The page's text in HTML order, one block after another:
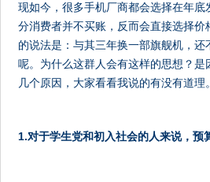
现如今，很多手机厂商都会选择在年
分消费者并不买账，反而会直接选择价
的说法是：与其三年换一部旗舰机，
呢。为什么这群人会有这样的思想？是
几个原因，大家看看我说的有没有道理。
1.对于学生党和初入社会的人来说，预